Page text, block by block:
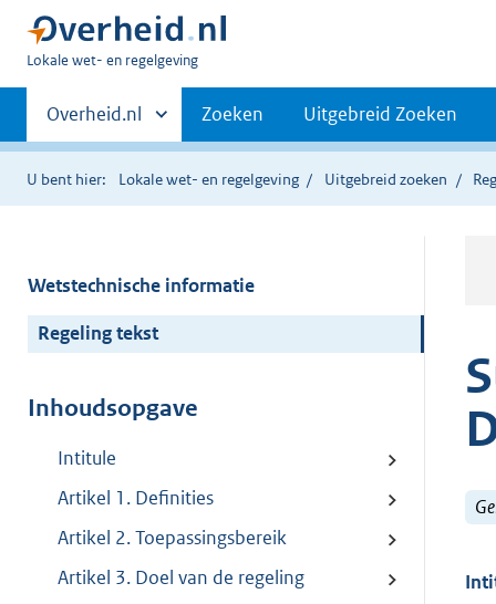
U
hier:
Lokale wet- en regelgeving
Primaire
navigatie
Andere
sites
binnen
Overheid.nl Zoeken Uitgebreid Zoeken
U bent hier: Lokale wet- en regelgeving Uitgebreid zoeken
Wetstechnische informatie
Regeling tekst
Inhoudsopgave
Intitule
Artikel 1. Definities
Artikel 2. Toepassingsbereik
Artikel 3. Doel van de regeling